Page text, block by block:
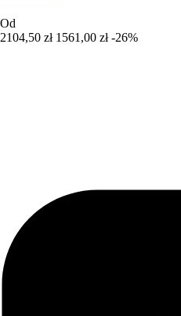
Od
2104,50 zł 1561,00 zł -26%